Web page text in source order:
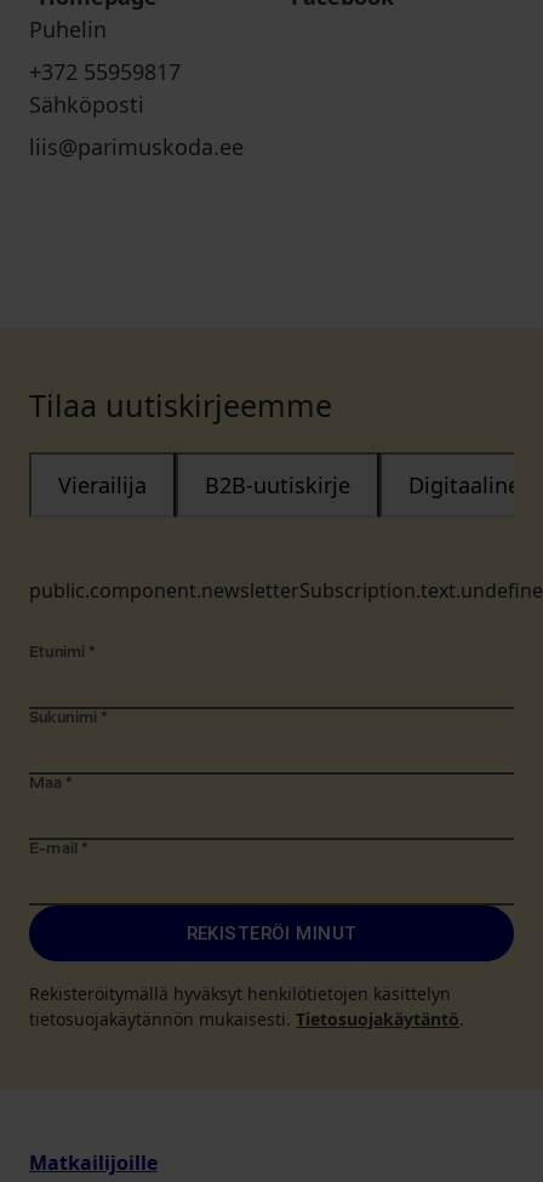
Puhelin
+372 55959817
Sähköposti
liis@parimuskoda.ee
Tilaa uutiskirjeemme
Vierailija B2B-uutiskirje Digitaalinen
Etunimi *
Sukunimi *
Maa *
E-mail *
REKISTERÖI MINUT
Rekisteröitymällä hyväksyt henkilötietojen käsittelyn
tietosuojakäytännön mukaisesti. Tietosuojakäytäntö.
Matkailijoille